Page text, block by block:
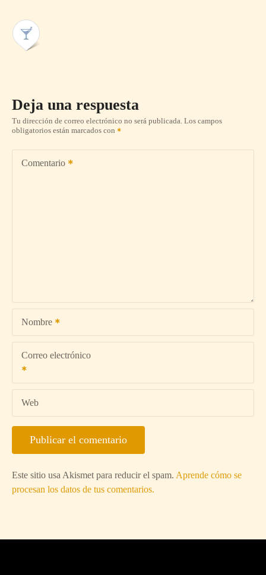
Deja una respuesta
Tu dirección de correo electrónico no será publicada. Los campos
obligatorios están marcados con
Comentario
Nombre
Correo electrónico
Web
Este sitio usa Akismet para reducir el spam. Aprende cómo se
procesan los datos de tus comentarios.